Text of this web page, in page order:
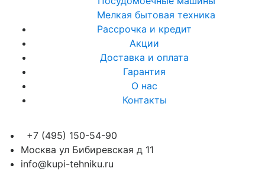
Мелкая бытовая техника
Рассрочка и кредит
Акции
Доставка и оплата
Гарантия
О нас
Контакты
+7 (495) 150-54-90
Москва ул Бибиревская д 11
info@kupi-tehniku.ru